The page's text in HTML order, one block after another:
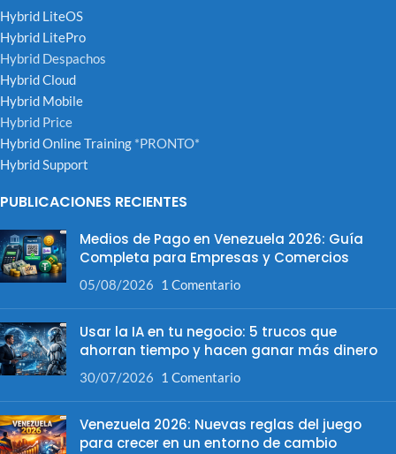
Hybrid LiteOS
Hybrid LitePro
Hybrid Despachos
Hybrid Cloud
Hybrid Mobile
Hybrid Price
Hybrid Online Training *PRONTO*
Hybrid Support
PUBLICACIONES RECIENTES
Medios de Pago en Venezuela 2026: Guía
Completa para Empresas y Comercios
05/08/2026 1 Comentario
Usar la IA en tu negocio: 5 trucos que
ahorran tiempo y hacen ganar más dinero
30/07/2026 1 Comentario
Venezuela 2026: Nuevas reglas del juego
para crecer en un entorno de cambio